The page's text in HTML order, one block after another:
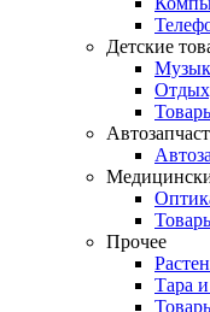
Детские
Прочее
Тара